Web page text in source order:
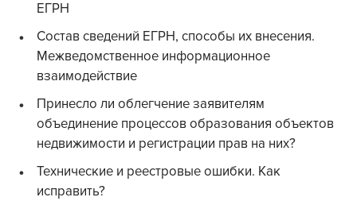
ЕГРН
Состав сведений ЕГРН, способы их внесения.
Межведомственное информационное
взаимодействие
Принесло ли облегчение заявителям
объединение процессов образования объектов
недвижимости и регистрации прав на них?
Технические и реестровые ошибки. Как
исправить?